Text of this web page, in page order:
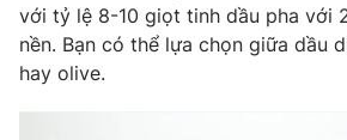
với tỷ lệ 8-10 giọt tinh dầu pha với
nền. Bạn có thể lựa chọn giữa dầu
hay olive.